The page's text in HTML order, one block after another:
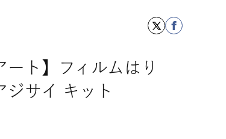
ート】フィルムはり
サイ キット